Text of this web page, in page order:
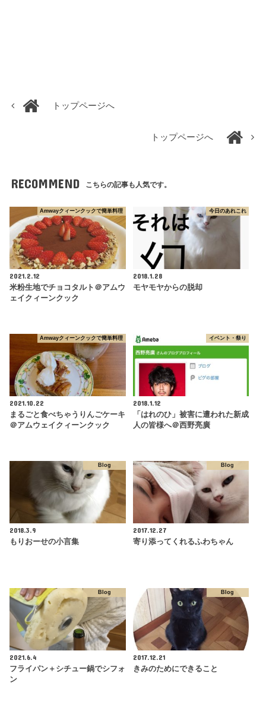
トップページへ
トップページへ
RECOMMEND こちらの記事も人気です。
Amwayクィーンクックで簡単料理
2021.2.12
米粉生地でチョコタルト＠アムウ
ェイクィーンクック
今日のあれこれ
2018.1.28
モヤモヤからの脱却
Amwayクィーンクックで簡単料理
2021.10.22
まるごと食べちゃうりんごケーキ
＠アムウェイクィーンクック
イベント・祭り
2018.1.12
「はれのひ」被害に遭われた新成
人の皆様へ＠西野亮廣
Blog
2018.3.9
もりおーせの小言集
Blog
2017.12.27
寄り添ってくれるふわちゃん
Blog
2021.6.4
フライパン＋シチュー鍋でシフォ
ン
Blog
2017.12.21
きみのためにできること